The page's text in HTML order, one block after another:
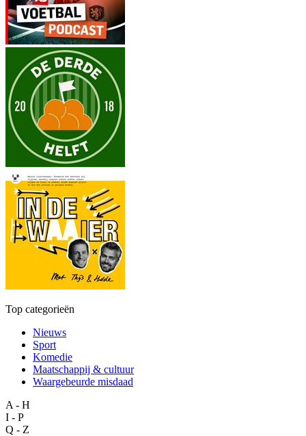
Top categorieën
Nieuws
Sport
Komedie
Maatschappij & cultuur
Waargebeurde misdaad
A - H
I - P
Q - Z